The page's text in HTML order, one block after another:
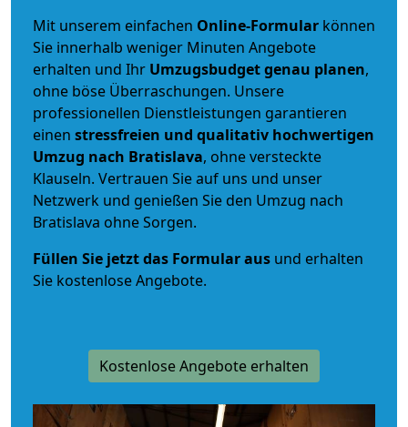
Mit unserem einfachen Online-Formular können
Sie innerhalb weniger Minuten Angebote
erhalten und Ihr Umzugsbudgetgenau planen,
ohne böse Überraschungen. Unsere
professionellen Dienstleistungen garantieren
einen stressfreien und qualitativ hochwertigen
Umzug nach Bratislava, ohne versteckte
Klauseln. Vertrauen Sie auf uns und unser
Netzwerk und genießen Sie den Umzug nach
Bratislava ohne Sorgen.
Füllen Sie jetzt das Formular aus und erhalten
Sie kostenlose Angebote.
Kostenlose Angebote erhalten